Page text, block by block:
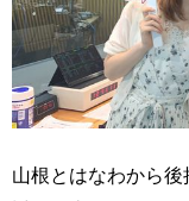
山根とはなわから